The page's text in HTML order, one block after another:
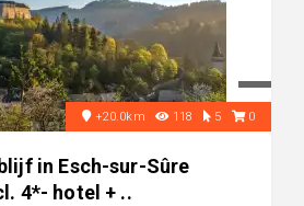
+20.0km 118 5 0
in Esch-sur-Sûre
4*- hotel + ..